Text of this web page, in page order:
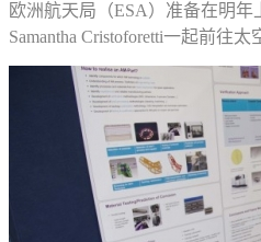
欧洲航天局（ESA）准备在明
Samantha Cristoforetti一起前往